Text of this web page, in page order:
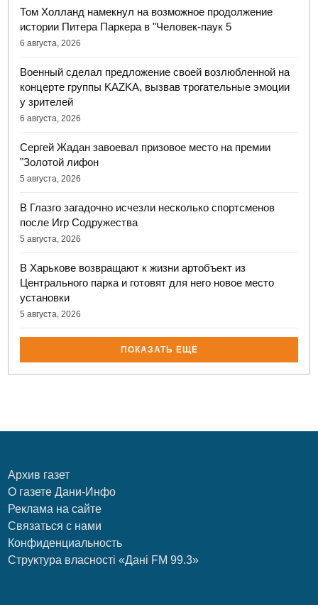
Том Холланд намекнул на возможное продолжение
истории Питера Паркера в "Человек-паук 5
6 августа, 2026
Военный сделал предложение своей возлюбленной на
концерте группы KAZKA, вызвав трогательные эмоции
у зрителей
6 августа, 2026
Сергей Жадан завоевал призовое место на премии
"Золотой лифон
5 августа, 2026
В Глазго загадочно исчезли несколько спортсменов
после Игр Содружества
5 августа, 2026
В Харькове возвращают к жизни артобъект из
Центрального парка и готовят для него новое место
установки
5 августа, 2026
ПОКАЗАТЬ ЕЩЁ
Архив газет
О газете Дани-Инфо
Реклама на сайте
Связаться с нами
Конфиденциальность
Структура власності «Дані FM 99.3»